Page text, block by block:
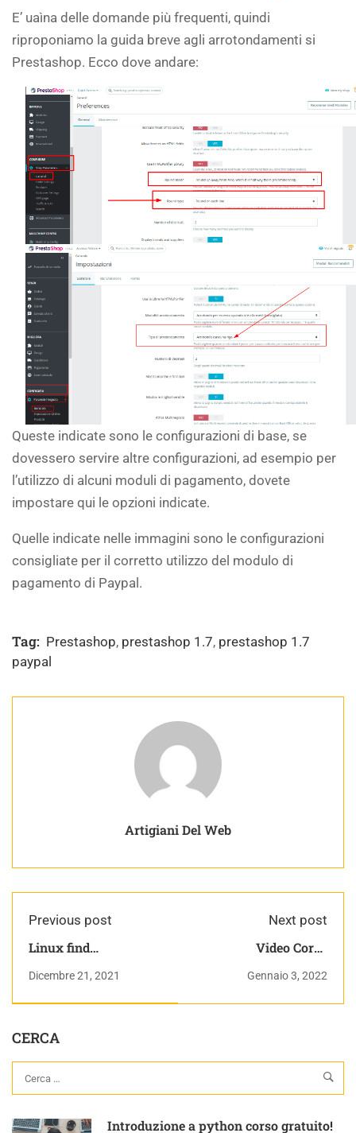
E’ uaìna delle domande più frequenti, quindi
riproponiamo la guida breve agli arrotondamenti si
Prestashop. Ecco dove andare:
Queste indicate sono le configurazioni di base, se
dovessero servire altre configurazioni, ad esempio per
l’utilizzo di alcuni moduli di pagamento, dovete
impostare qui le opzioni indicate.
Quelle indicate nelle immagini sono le configurazioni
consigliate per il corretto utilizzo del modulo di
pagamento di Paypal.
Tag: Prestashop, prestashop 1.7, prestashop 1.7
paypal
Artigiani Del Web
Previous post
Linux find
Dicembre 21, 2021
Next post
Video Corso
Gennaio 3, 2022
CERCA
Introduzione a python corso gratuito!